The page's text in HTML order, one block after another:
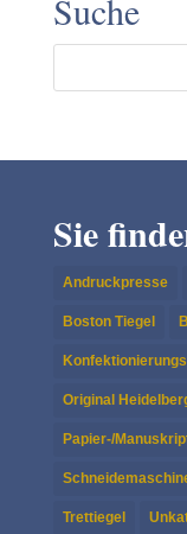
Suche
Sie
Andruckpresse
Boston Tiegel
Original
Papier-/
Trettiegel